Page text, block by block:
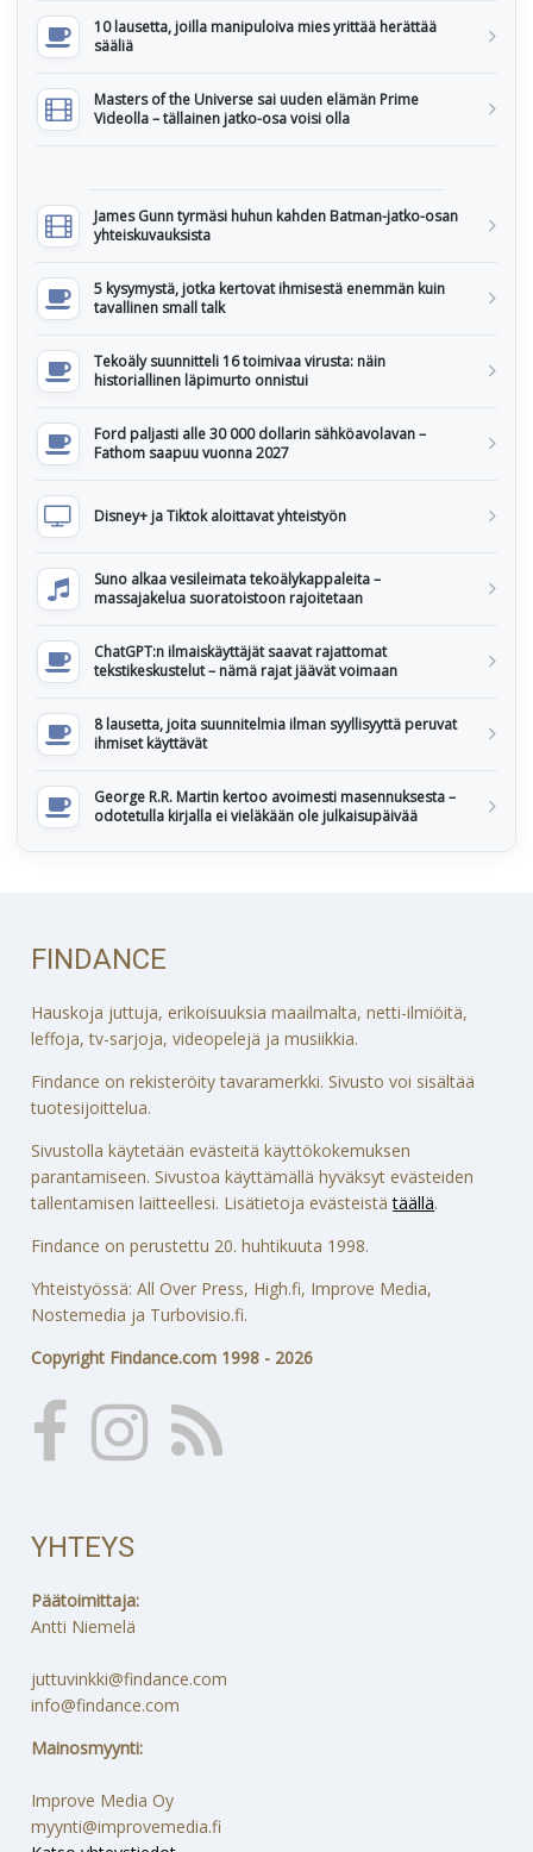
10 lausetta, joilla manipuloiva mies yrittää herättää
sääliä
Masters of the Universe sai uuden elämän Prime
Videolla – tällainen jatko-osa voisi olla
James Gunn tyrmäsi huhun kahden Batman-jatko-osan
yhteiskuvauksista
5 kysymystä, jotka kertovat ihmisestä enemmän kuin
tavallinen small talk
Tekoäly suunnitteli 16 toimivaa virusta: näin
historiallinen läpimurto onnistui
Ford paljasti alle 30 000 dollarin sähköavolavan –
Fathom saapuu vuonna 2027
Disney+ ja Tiktok aloittavat yhteistyön
Suno alkaa vesileimata tekoälykappaleita –
massajakelua suoratoistoon rajoitetaan
ChatGPT:n ilmaiskäyttäjät saavat rajattomat
tekstikeskustelut – nämä rajat jäävät voimaan
8 lausetta, joita suunnitelmia ilman syyllisyyttä peruvat
ihmiset käyttävät
George R.R. Martin kertoo avoimesti masennuksesta –
odotetulla kirjalla ei vieläkään ole julkaisupäivää
FINDANCE
Hauskoja juttuja, erikoisuuksia maailmalta, netti-ilmiöitä,
leffoja, tv-sarjoja, videopelejä ja musiikkia.
Findance on rekisteröity tavaramerkki. Sivusto voi sisältää
tuotesijoittelua.
Sivustolla käytetään evästeitä käyttökokemuksen
parantamiseen. Sivustoa käyttämällä hyväksyt evästeiden
tallentamisen laitteellesi. Lisätietoja evästeistätäällä.
Findance on perustettu 20. huhtikuuta 1998.
Yhteistyössä: All Over Press, High.fi, Improve Media,
Nostemedia ja Turbovisio.fi.
Copyright Findance.com 1998 - 2026
YHTEYS
Päätoimittaja:
Antti Niemelä
juttuvinkki@findance.com
info@findance.com
Mainosmyynti:
Improve Media Oy
myynti@improvemedia.fi